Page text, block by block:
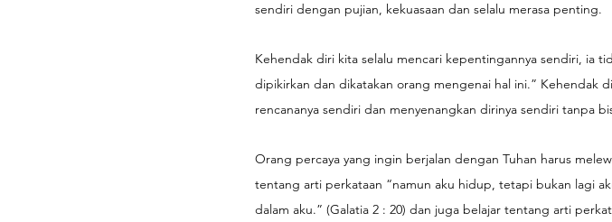
sendiri dengan pujian, kekuasaan dan selalu merasa penting.
Kehendak diri kita selalu mencari kepentingannya sendiri, ia
dipikirkan dan dikatakan orang mengenai hal ini.” Kehendak
rencananya sendiri dan menyenangkan dirinya sendiri tanpa
Orang percaya yang ingin berjalan dengan Tuhan harus
tentang arti perkataan “namun aku hidup, tetapi bukan lagi
dalam aku.” (Galatia 2 : 20) dan juga belajar tentang arti